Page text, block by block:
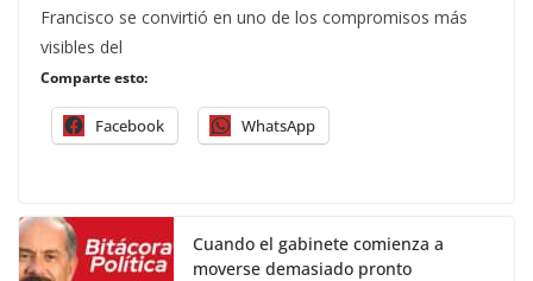
Francisco se convirtió en uno de los compromisos más
visibles del
Comparte esto:
Facebook WhatsApp
Cuando el gabinete comienza a
moverse demasiado pronto